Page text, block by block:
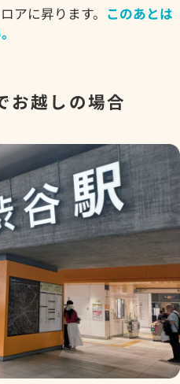
アに昇ります。 このあとは
お越しの場合